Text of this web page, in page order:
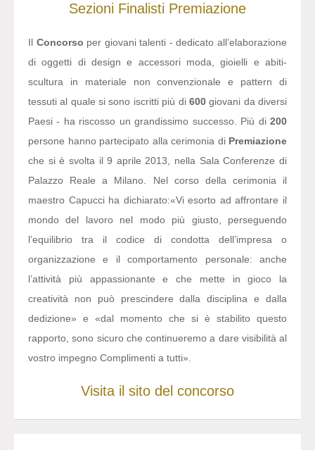
Sezioni Finalisti Premiazione
Il Concorso per giovani talenti - dedicato all’elaborazione
di oggetti di design e accessori moda, gioielli e abiti-
scultura in materiale non convenzionale e pattern di
tessuti al quale si sono iscritti più di 600giovani da diversi
Paesi - ha riscosso un grandissimo successo. Più di 200
persone hanno partecipato alla cerimonia di Premiazione
che si è svolta il 9 aprile 2013, nella Sala Conferenze di
Palazzo Reale a Milano. Nel corso della cerimonia il
maestro Capucci ha dichiarato:«Vi esorto ad affrontare il
mondo del lavoro nel modo più giusto, perseguendo
l’equilibrio tra il codice di condotta dell’impresa o
organizzazione e il comportamento personale: anche
l’attività più appassionante e che mette in gioco la
creatività non può prescindere dalla disciplina e dalla
dedizione» e «dal momento che si è stabilito questo
rapporto, sono sicuro che continueremo a dare visibilità al
vostro impegno Complimenti a tutti».
Visita il sito del concorso